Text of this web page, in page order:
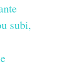
subi,